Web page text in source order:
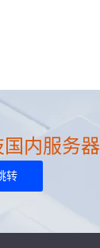
内服务器
转